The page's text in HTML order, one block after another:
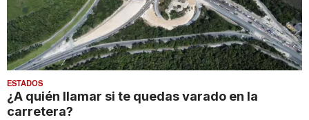
ESTADOS
¿A quién llamar si te quedas varado en la
carretera?